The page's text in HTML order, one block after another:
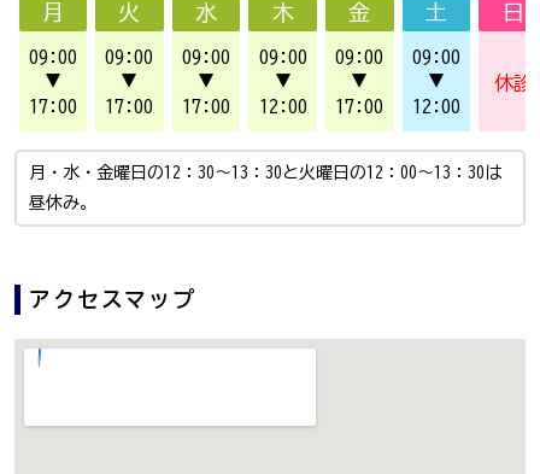
月
09:00
▼
17:00
火
09:00
▼
17:00
水
09:00
▼
17:00
木
09:00
▼
12:00
金
09:00
▼
17:00
土
09:00
▼
12:00
日
休診
月・水・金曜日の12：30～13：30と火曜日の12：00～13：30は
昼休み。
アクセスマップ